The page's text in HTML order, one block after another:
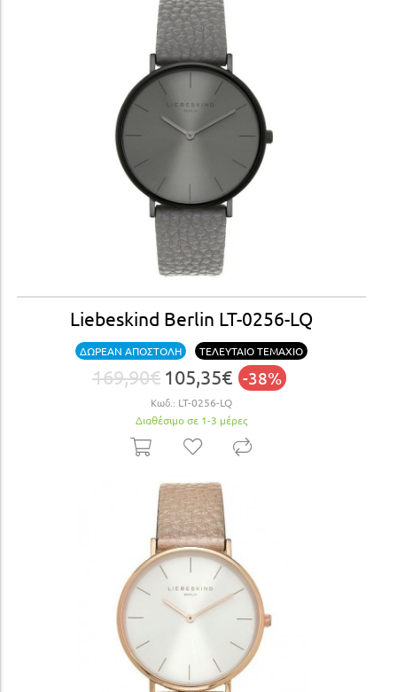
Liebeskind Berlin LT-0256-LQ
ΔΩΡΕΑΝ ΑΠΟΣΤΟΛΗ ΤΕΛΕΥΤΑΙΟ ΤΕΜΑΧΙΟ
169,90€ 105,35€ -38%
Κωδ.: LT-0256-LQ
Διαθέσιμο σε 1-3 μέρες